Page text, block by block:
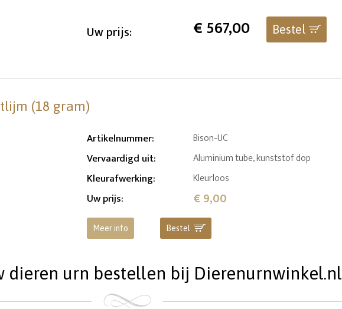
Uw prijs: €567,00 Bestel
(18 gram)
Artikelnummer: Bison-UC
Vervaardigd uit: Aluminium tube, kunststof dop
Kleurafwerking: Kleurloos
Uw prijs: € 9,00
Meer info Bestel
dieren urn bestellen bij Dierenurnwinkel.nl